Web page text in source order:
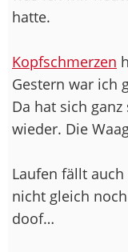
hatte.
Kopfschmerzen
Gestern war ich
Da hat sich
wieder. Die
Laufen fällt
nicht gleich
doof…